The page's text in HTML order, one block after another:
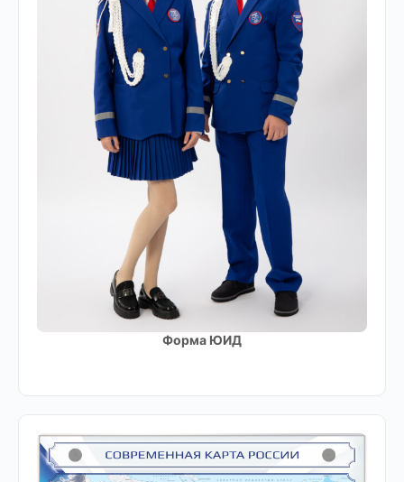
Форма ЮИД